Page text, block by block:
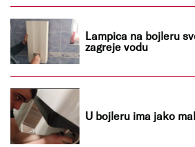
Lampica na bojleru
zagreje vodu
U bojleru ima jako